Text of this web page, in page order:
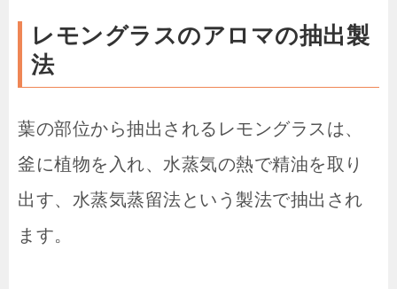
レモングラスのアロマの抽出製
法
葉の部位から抽出されるレモングラスは、
釜に植物を入れ、水蒸気の熱で精油を取り
出す、水蒸気蒸留法という製法で抽出され
ます。